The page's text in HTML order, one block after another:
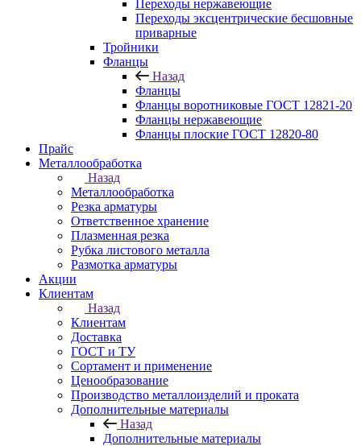
Переходы нержавеющие
Переходы эксцентрические бесшовные
приварные
Тройники
Фланцы
Назад
Фланцы
Фланцы воротниковые ГОСТ 12821-20
Фланцы нержавеющие
Фланцы плоские ГОСТ 12820-80
Прайс
Металлообработка
Назад
Металлообработка
Резка арматуры
Ответственное хранение
Плазменная резка
Рубка листового металла
Размотка арматуры
Акции
Клиентам
Назад
Клиентам
Доставка
ГОСТ и ТУ
Сортамент и применение
Ценообразование
Производство металлоизделий и проката
Дополнительные материалы
Назад
Дополнительные материалы